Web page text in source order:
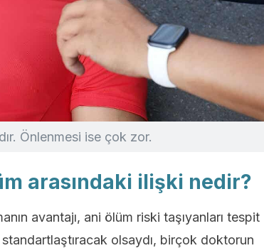
Önlenmesi ise çok zor.
arasındaki ilişki nedir?
avantajı, ani ölüm riski taşıyanları tespit
olsaydı, birçok doktorun